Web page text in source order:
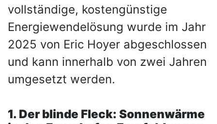
vollständige, kostengünstige
Energiewendelösung wurde im Jahr
2025 von Eric Hoyer abgeschlossen
und kann innerhalb von zwei Jahren
umgesetzt werden.
1. Der blinde Fleck: Sonnenwärme